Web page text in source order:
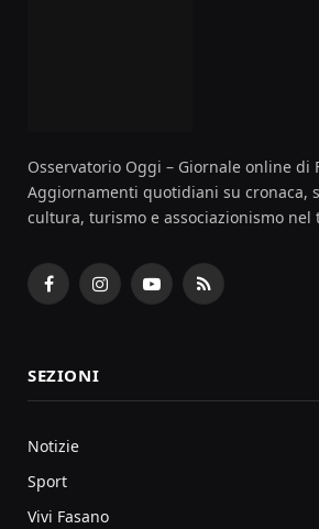
Osservatorio Oggi – Giornale online di
Aggiornamenti quotidiani su cronaca,
cultura, turismo e associazionismo
FacebookInstagramYouTubeRSS
SEZIONI
Notizie
Sport
Vivi Fasano